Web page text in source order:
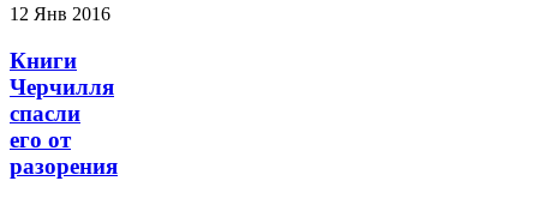
12 Янв 2016
Книги
Черчилля
спасли
его от
разорения